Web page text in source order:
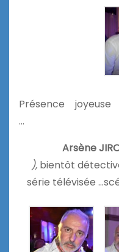
Présence joyeuse
…
Arsène
),bientôt
série télévisée